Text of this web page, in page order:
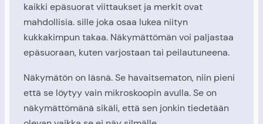
kaikki epäsuorat viittaukset ja merkit ovat
mahdollisia. sille joka osaa lukea niityn
kukkakimpun takaa. Näkymättömän voi paljastaa
epäsuoraan, kuten varjostaan tai peilautuneena.
Näkymätön on läsnä. Se havaitsematon, niin pieni
että se löytyy vain mikroskoopin avulla. Se on
näkymättömänä sikäli, että sen jonkin tiedetään